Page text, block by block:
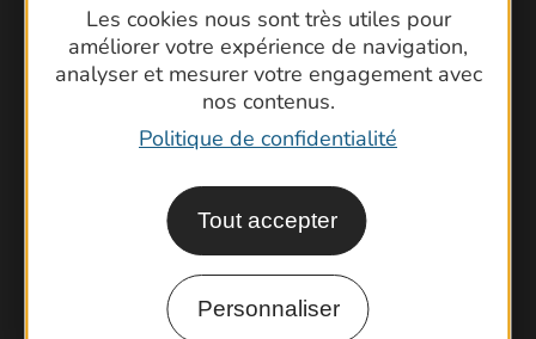
Les cookies nous sont très utiles pour
améliorer votre expérience de navigation,
analyser et mesurer votre engagement avec
nos contenus.
Politique de confidentialité
Tout accepter
Personnaliser
Brochures
Cartoguides et Topoguides
Latitude Gard